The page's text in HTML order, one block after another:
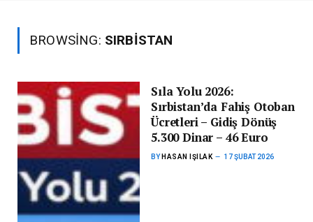
BROWSING: SIRBISTAN
Sıla Yolu 2026:
Sırbistan’da Fahiş Otoban
Ücretleri – Gidiş Dönüş
5.300 Dinar – 46 Euro
BY HASAN IŞILAK 17 ŞUBAT 2026